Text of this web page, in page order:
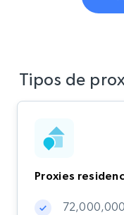
Tipos de
Proxies
72,000,000